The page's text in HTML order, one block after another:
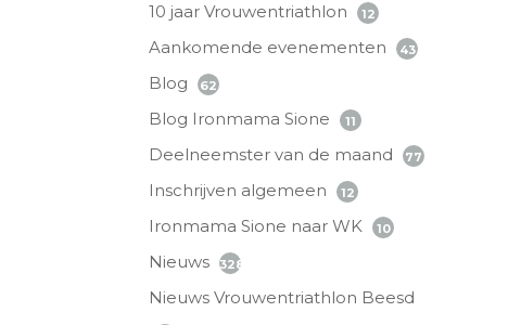
10 jaar Vrouwentriathlon 12
Aankomende evenementen 43
Blog 62
Blog Ironmama Sione 11
Deelneemster van de maand 77
Inschrijven algemeen 12
Ironmama Sione naar WK 10
Nieuws 328
Nieuws Vrouwentriathlon Beesd